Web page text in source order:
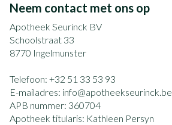
Neem contact met ons op
Apotheek Seurinck BV
Schoolstraat 33
8770 Ingelmunster
Telefoon: +32 51 33 53 93
E-mailadres: info@apotheekseurinck.be
APB nummer: 360704
Apotheek titularis: Kathleen Persyn